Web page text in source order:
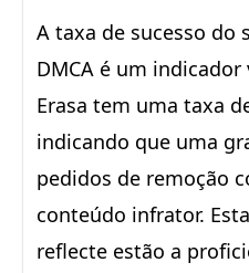
A taxa de sucesso do
DMCA é um
Erasa tem uma taxa
indicando que uma
pedidos de remoção
conteúdo infrator.
reflecte estão a